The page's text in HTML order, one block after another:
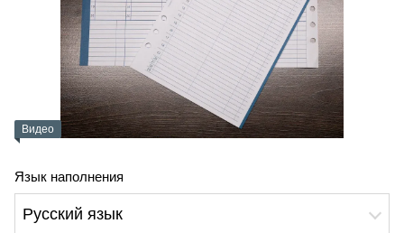
Видео
Язык наполнения
Русский язык